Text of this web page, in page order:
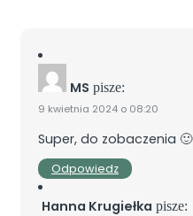
MS pisze:
9 kwietnia 2024 o 08:20
Super, do zobaczenia 🙂
Odpowiedz
Hanna Krugiełka pisze: